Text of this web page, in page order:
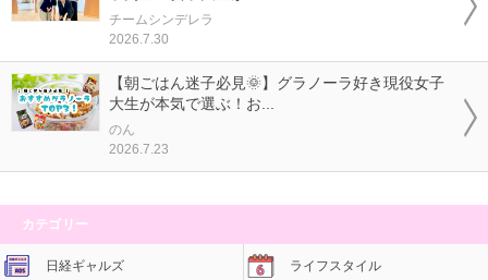
チームシンデレラ
2026.7.30
【朝ごはん迷子必見🌞】グラノーラ好き現役女子
大生が本気で選ぶ！お...
のん
2026.7.23
カテゴリー
日経ギャルズ ライフスタイル